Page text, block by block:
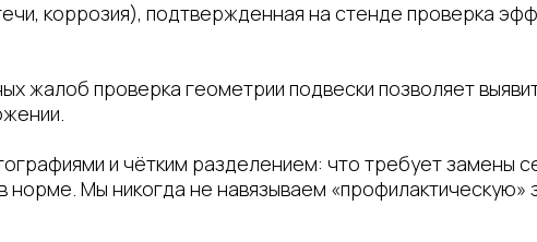
коррозия), подтвержденная на стенде проверка
жалоб проверка геометрии подвески позволяет
и чётким разделением: что требует замены
норме. Мы никогда не навязываем «профилактическую»